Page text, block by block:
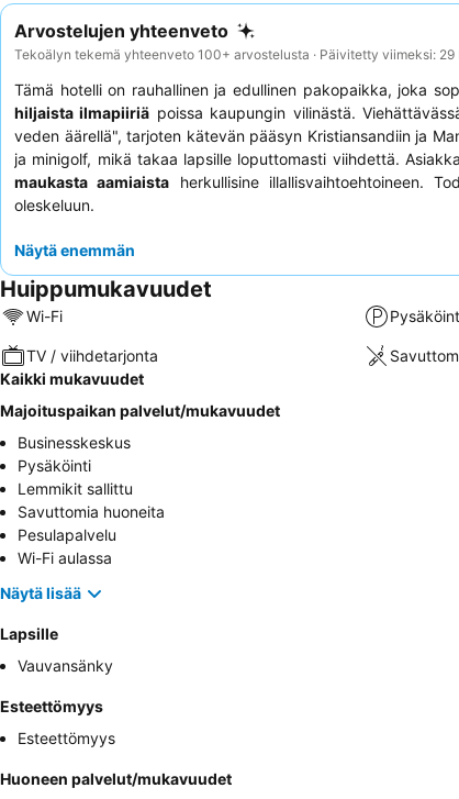
Arvostelujen yhteenveto
Tekoälyn tekemä yhteenveto 100+ arvostelusta · Päivitetty viimeksi:
Tämä hotelli on rauhallinen ja edullinen pakopaikka, joka
hiljaista ilmapiiriä poissa kaupungin vilinästä.
veden äärellä", tarjoten kätevän pääsyn Kristiansandiin ja
ja minigolf, mikä takaa lapsille loputtomasti viihdettä.
maukasta aamiaista herkullisine illallisvaihtoehtoineen.
oleskeluun.
Näytä enemmän
Huippumukavuudet
Wi-Fi
TV / viihdetarjonta
Kaikki mukavuudet
Majoituspaikan palvelut/mukavuudet
Businesskeskus
Pysäköinti
Lemmikit sallittu
Savuttomia huoneita
Pesulapalvelu
Wi-Fi aulassa
Näytä lisää
Lapsille
Vauvansänky
Esteettömyys
Esteettömyys
Huoneen palvelut/mukavuudet